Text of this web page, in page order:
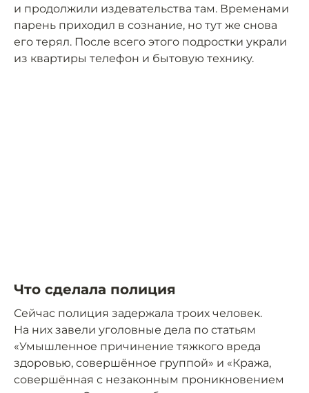
и продолжили издевательства там. Временами
парень приходил в сознание, но тут же снова
его терял. После всего этого подростки украли
из квартиры телефон и бытовую технику.
Что сделала полиция
Сейчас полиция задержала троих человек.
На них завели уголовные дела по статьям
«Умышленное причинение тяжкого вреда
здоровью, совершённое группой» и «Кража,
совершённая с незаконным проникновением